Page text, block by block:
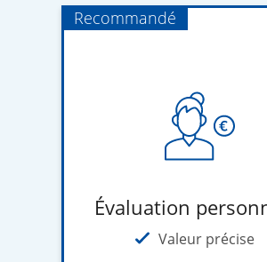
Recommandé
Évaluation
Valeur précise